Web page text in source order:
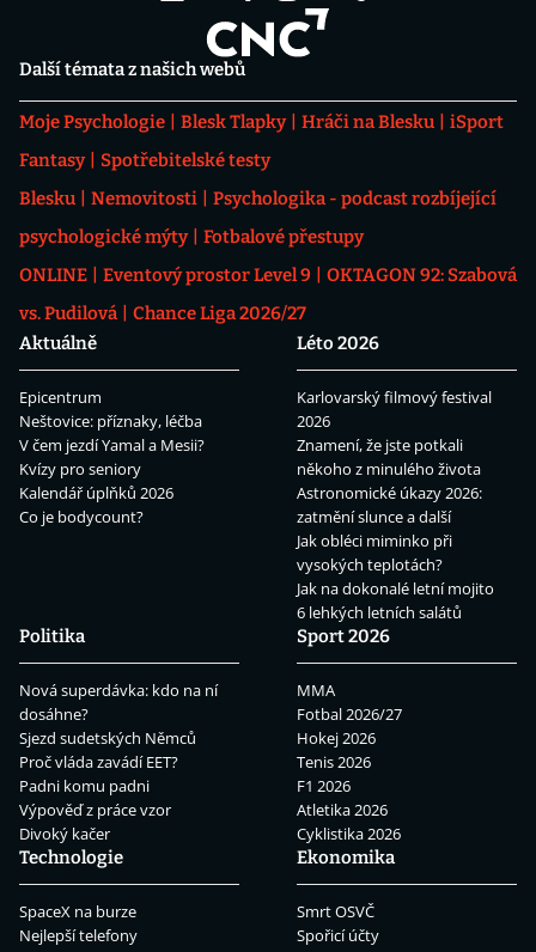
Další témata z našich webů
Moje Psychologie Blesk Tlapky Hráči na Blesku
iSport
Fantasy
Spotřebitelské testy
Blesku
Nemovitosti
Psychologika - podcast rozbíjející
psychologické mýty
Fotbalové přestupy
ONLINE
Eventový prostor Level 9
OKTAGON 92: Szabová
vs. Pudilová
Chance Liga 2026/27
Aktuálně
Epicentrum
Neštovice: příznaky, léčba
V čem jezdí Yamal a Mesii?
Kvízy pro seniory
Kalendář úplňků 2026
Co je bodycount?
Léto 2026
Karlovarský filmový festival
2026
Znamení, že jste potkali
někoho z minulého života
Astronomické úkazy 2026:
zatmění slunce a další
Jak obléci miminko při
vysokých teplotách?
Jak na dokonalé letní mojito
6 lehkých letních salátů
Politika
Nová superdávka: kdo na ní
dosáhne?
Sjezd sudetských Němců
Proč vláda zavádí EET?
Padni komu padni
Výpověď z práce vzor
Divoký kačer
Sport 2026
MMA
Fotbal 2026/27
Hokej 2026
Tenis 2026
F1 2026
Atletika 2026
Cyklistika 2026
Technologie
SpaceX na burze
Nejlepší telefony
Ekonomika
Smrt OSVČ
Spořicí účty